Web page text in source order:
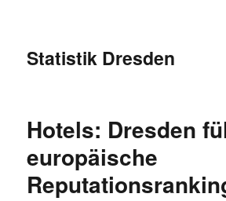
Statistik Dresden
Hotels: Dresden
europäische